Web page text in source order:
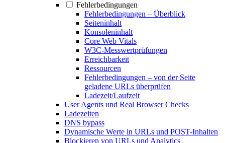
Fehlerbedingungen
Fehlerbedingungen – Überblick
Seiteninhalt
Konsoleninhalt
Core Web Vitals
W3C-Messwertprüfungen
Erreichbarkeit
Ressourcen
Fehlerbedingungen – von der Seite
geladene URLs überprüfen
Ladezeit/Laufzeit
User Agents und Real Browser Checks
Ladezeiten
DNS bypass
Dynamische Werte in URLs und POST-Inhalten
Blockieren von URLs und Analytics